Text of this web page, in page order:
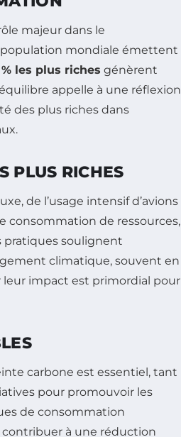
majeur dans le
population mondiale émettent
% les plus riches génèrent
appelle à une réflexion
des plus riches dans
PLUS RICHES
de l’usage intensif d’avions
consommation de ressources,
pratiques soulignent
climatique, souvent en
leur impact est primordial pour
carbone est essentiel, tant
pour promouvoir les
de consommation
contribuer à une réduction